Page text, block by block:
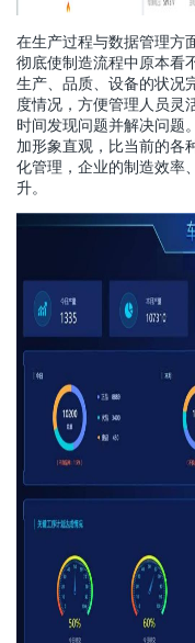
在生产过程与数据管理方
彻底使制造流程中原本看
生产、品质、设备的状况
度情况，方便管理人员灵
时间发现问题并解决问题
加形象直观，比当前的各
化管理，企业的制造效率
升。